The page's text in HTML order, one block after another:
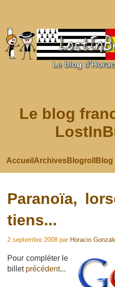
Le blog
Accueil ArchivesBlogroll Blog
Paranoïa,
tiens...
2 septembre 2008 par Horacio
Pour compléter le
billet précédent...